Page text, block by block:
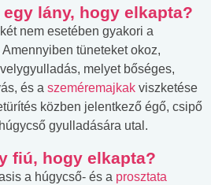
lány, hogy elkapta?
nem esetében gyakori a
tüneteket okoz,
melyet bőséges,
és a szeméremajkak viszketése
közben jelentkező égő, csipő
gyulladására utal.
fiú, hogy elkapta?
a húgycső- és a prosztata